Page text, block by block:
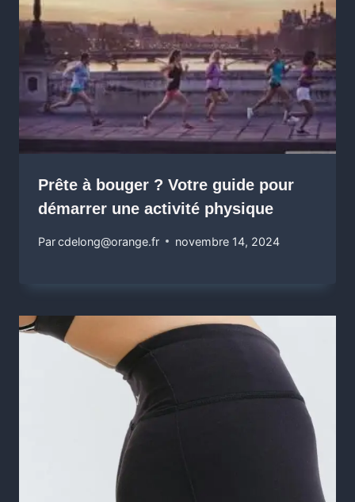
Prête à bouger ? Votre guide pour
démarrer une activité physique
Parcdelong@orange.fr novembre 14, 2024